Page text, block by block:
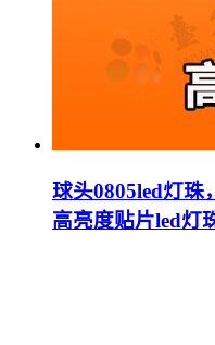
球头0805led灯珠
高亮度贴片led灯